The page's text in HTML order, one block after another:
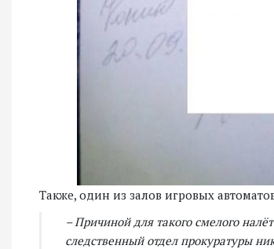
Также, один из залов игровых
– Причиной для такого смелого
следственный отдел прокуратуры